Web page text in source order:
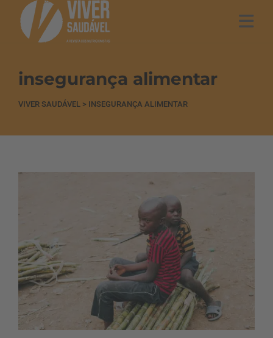
insegurança alimentar
VIVER SAUDÁVEL > INSEGURANÇA ALIMENTAR